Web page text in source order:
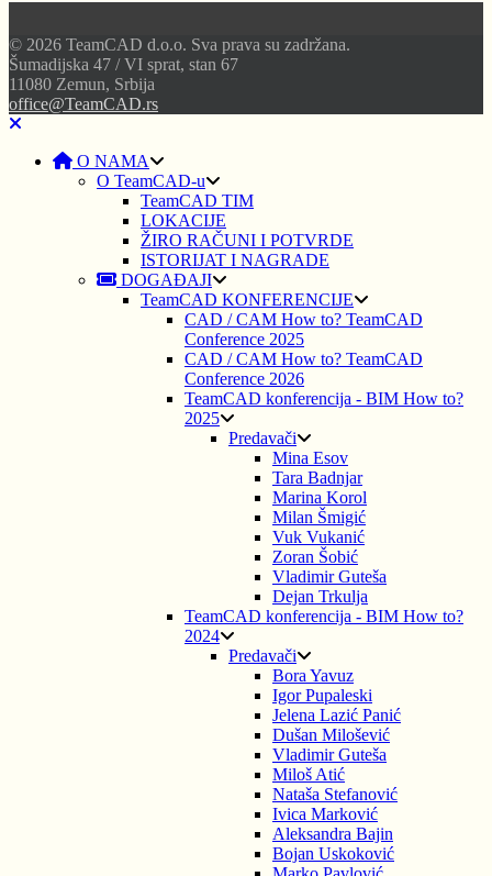
© 2026 TeamCAD d.o.o. Sva prava su zadržana.
Šumadijska 47 / VI sprat, stan 67
11080 Zemun, Srbija
office@TeamCAD.rs
O NAMA
O TeamCAD-u
TeamCAD TIM
LOKACIJE
ŽIRO RAČUNI I POTVRDE
ISTORIJAT I NAGRADE
DOGAĐAJI
TeamCAD KONFERENCIJE
CAD / CAM How to? TeamCAD
Conference 2025
CAD / CAM How to? TeamCAD
Conference 2026
TeamCAD konferencija - BIM How to?
2025
Predavači
Mina Esov
Tara Badnjar
Marina Korol
Milan Šmigić
Vuk Vukanić
Zoran Šobić
Vladimir Guteša
Dejan Trkulja
TeamCAD konferencija - BIM How to?
2024
Predavači
Bora Yavuz
Igor Pupaleski
Jelena Lazić Panić
Dušan Milošević
Vladimir Guteša
Miloš Atić
Nataša Stefanović
Ivica Marković
Aleksandra Bajin
Bojan Uskoković